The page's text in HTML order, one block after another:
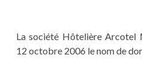
La société Hôtelière Arcotel
12 octobre 2006 le nom de